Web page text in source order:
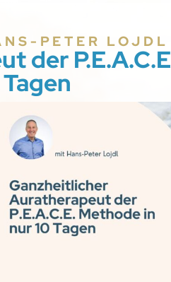
PETER LOJDL
der